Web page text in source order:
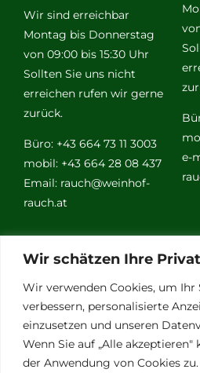
Wir schätzen Ihre
Wir verwenden Cookies, um Ihr
verbessern, personalisierte
einzusetzen und unseren
Wenn Sie auf „Alle
der Anwendung von Cookies zu.
Wir sind erreichbar
Montag bis Donnerstag
von 09:00 bis 15:30 Uhr
Sollten Sie uns nicht
erreichen rufen wir gerne
zurück.
Büro: +43 664 73 11 3003
mobil: +43 664 28 08 437
Email: rauch@weinhof-
rauch.at
e-
Vino Vitalis
Ottersbachtal
Partnerbetriebe